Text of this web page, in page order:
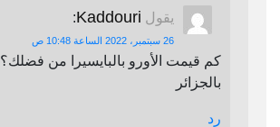
يقول Kaddouri
:
26 سبتمبر، 2022 الساعة 10:48 ص
كم قيمت الأورو بالبايسيرا من فضلك؟
بالجزائر
رد